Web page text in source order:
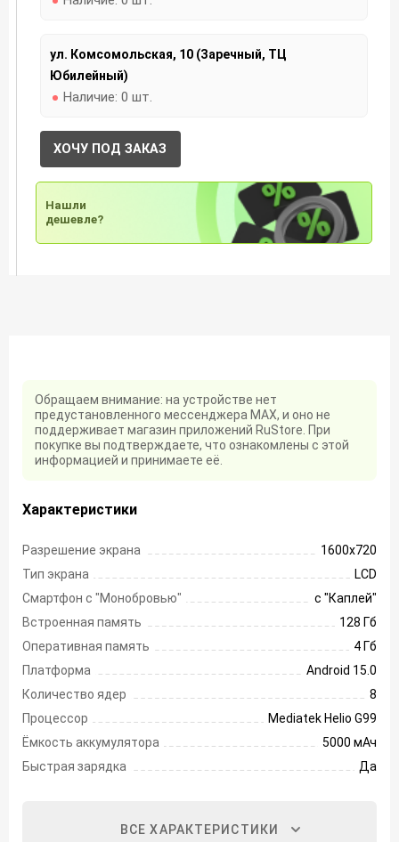
ул. Комсомольская, 10 (Заречный, ТЦ
Юбилейный)
Наличие: 0 шт.
ХОЧУ ПОД ЗАКАЗ
Нашли
дешевле?
Обращаем внимание: на устройстве нет
предустановленного мессенджера MAX, и оно не
поддерживает магазин приложений RuStore. При
покупке вы подтверждаете, что ознакомлены с этой
информацией и принимаете её.
Характеристики
Разрешение экрана
1600х720
Тип экрана
LCD
Смартфон с "Монобровью"
с "Каплей"
Встроенная память
128 Гб
Оперативная память
4 Гб
Платформа
Android 15.0
Количество ядер
8
Процессор
Mediatek Helio G99
Ёмкость аккумулятора
5000 мАч
Быстрая зарядка
Да
ВСЕ ХАРАКТЕРИСТИКИ